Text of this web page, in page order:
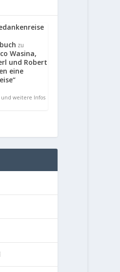
zu
Wasina,
und Robert
eine
weitere Infos